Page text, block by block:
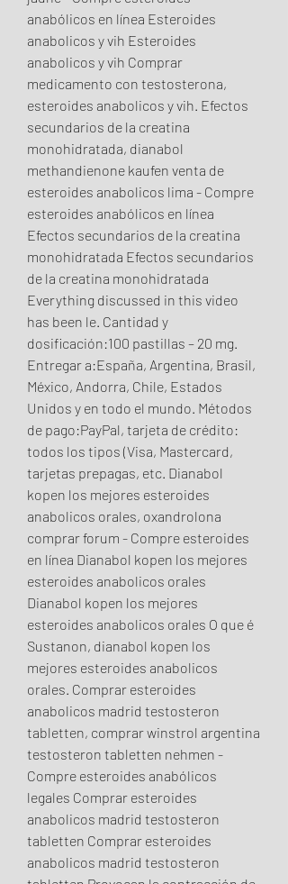
anabólicos en línea Esteroides
anabolicos y vih Esteroides
anabolicos y vih Comprar
medicamento con testosterona,
esteroides anabolicos y vih. Efectos
secundarios de la creatina
monohidratada, dianabol
methandienone kaufen venta de
esteroides anabolicos lima - Compre
esteroides anabólicos en línea
Efectos secundarios de la creatina
monohidratada Efectos secundarios
de la creatina monohidratada
Everything discussed in this video
has been le. Cantidad y
dosificación:100 pastillas – 20 mg.
Entregar a:España, Argentina, Brasil,
México, Andorra, Chile, Estados
Unidos y en todo el mundo. Métodos
de pago:PayPal, tarjeta de crédito:
todos los tipos (Visa, Mastercard,
tarjetas prepagas, etc. Dianabol
kopen los mejores esteroides
anabolicos orales, oxandrolona
comprar forum - Compre esteroides
en línea Dianabol kopen los mejores
esteroides anabolicos orales
Dianabol kopen los mejores
esteroides anabolicos orales O que é
Sustanon, dianabol kopen los
mejores esteroides anabolicos
orales. Comprar esteroides
anabolicos madrid testosteron
tabletten, comprar winstrol argentina
testosteron tabletten nehmen -
Compre esteroides anabólicos
legales Comprar esteroides
anabolicos madrid testosteron
tabletten Comprar esteroides
anabolicos madrid testosteron